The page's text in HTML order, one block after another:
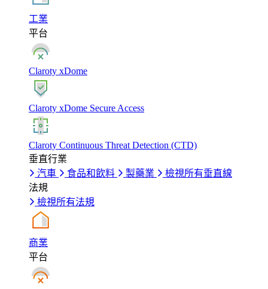
工業
平台
Claroty xDome
Claroty xDome Secure Access
Claroty Continuous Threat Detection (CTD)
垂直行業
汽車
食品和飲料 製藥業
檢視所有垂直線
法規
檢視所有法規
商業
平台